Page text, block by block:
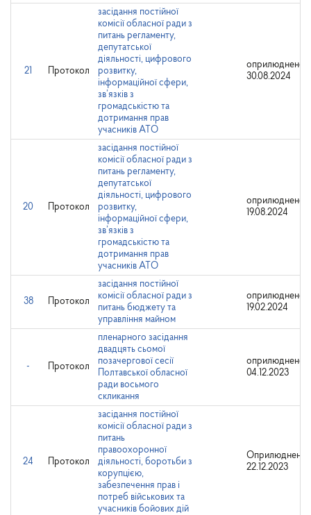
21 Протокол
засідання постійної
комісії обласної ради з
питань регламенту,
депутатської
діяльності, цифрового
розвитку,
інформаційної сфери,
зв’язків з
громадськістю та
дотримання прав
учасників АТО
оприлюднено:
30.08.2024
20 Протокол
засідання постійної
комісії обласної ради з
питань регламенту,
депутатської
діяльності, цифрового
розвитку,
інформаційної сфери,
зв’язків з
громадськістю та
дотримання прав
учасників АТО
оприлюднено:
19.08.2024
38 Протокол
засідання постійної
комісії обласної ради з
питань бюджету та
управління майном
оприлюднено:
19.02.2024
- Протокол
пленарного засідання
двадцять сьомої
позачергової сесії
Полтавської обласної
ради восьмого
скликання
оприлюднено:
04.12.2023
24 Протокол
засідання постійної
комісії обласної ради з
питань
правоохоронної
діяльності, боротьби з
корупцією,
забезпечення прав і
потреб військових та
учасників бойових дій
Оприлюднено:
22.12.2023